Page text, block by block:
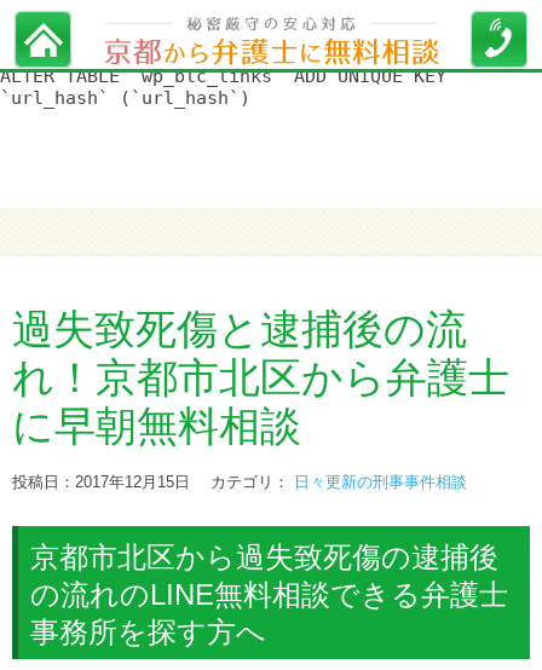
WordPress データベースエラー:[Duplicate entry '' for key
'url_hash']
ALTER TABLE `wp_blc_links` ADD UNIQUE KEY
`url_hash` (`url_hash`)
過失致死傷と逮捕後の流
れ！京都市北区から弁護士
に早朝無料相談
投稿日：2017年12月15日 カテゴリ： 日々更新の刑事事件相談
京都市北区から過失致死傷の逮捕後
の流れのLINE無料相談できる弁護士
事務所を探す方へ